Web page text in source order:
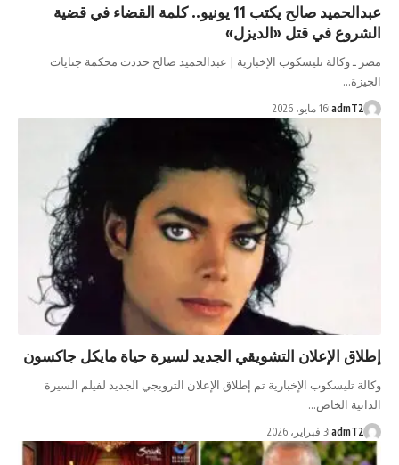
عبدالحميد صالح يكتب 11 يونيو.. كلمة القضاء في قضية
الشروع في قتل «الديزل»
مصر ـ وكالة تليسكوب الإخبارية | عبدالحميد صالح حددت محكمة جنايات
الجيزة…
admT2 16 مايو، 2026
إطلاق الإعلان التشويقي الجديد لسيرة حياة مايكل جاكسون
وكالة تليسكوب الإخبارية تم إطلاق الإعلان الترويجي الجديد لفيلم السيرة
الذاتية الخاص…
admT2 3 فبراير، 2026